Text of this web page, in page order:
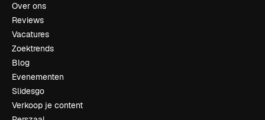
Over ons
Reviews
Vacatures
Zoektrends
Blog
Evenementen
Slidesgo
Verkoop je content